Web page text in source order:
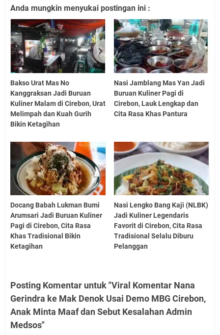
Anda mungkin menyukai postingan ini :
Bakso Urat Mas No
Kanggraksan Jadi Buruan
Kuliner Malam di Cirebon, Urat
Melimpah dan Kuah Gurih
Bikin Ketagihan
Nasi Jamblang Mas Yan Jadi
Buruan Kuliner Pagi di
Cirebon, Lauk Lengkap dan
Cita Rasa Khas Pantura
Docang Babah Lukman Bumi
Arumsari Jadi Buruan Kuliner
Pagi di Cirebon, Cita Rasa
Khas Tradisional Bikin
Ketagihan
Nasi Lengko Bang Kaji (NLBK)
Jadi Kuliner Legendaris
Favorit di Cirebon, Cita Rasa
Tradisional Selalu Diburu
Pelanggan
Posting Komentar untuk "Viral Komentar Nana
Gerindra ke Mak Denok Usai Demo MBG Cirebon,
Anak Minta Maaf dan Sebut Kesalahan Admin
Medsos"